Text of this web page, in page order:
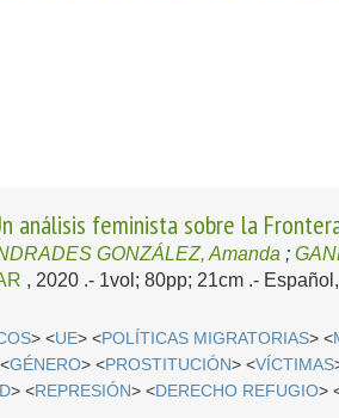
análisis feminista sobre la
GONZÁLEZ, Amanda ;
, 2020 .- 1vol; 80pp; 21cm .-
> <UE> <POLÍTICAS MIGRATORIAS> <
GÉNERO> <PROSTITUCIÓN> <VÍCTIMAS
> <REPRESIÓN> <DERECHO REFUGIO>